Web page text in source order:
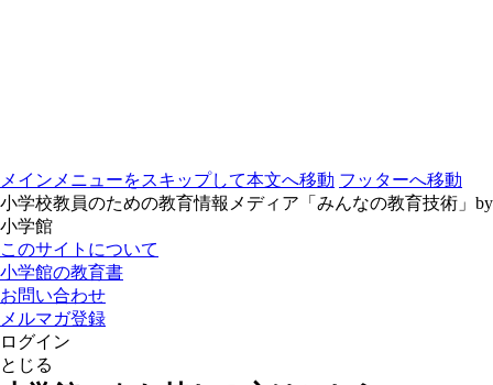
メインメニューをスキップして本文へ移動 フッターへ移動
小学校教員のための教育情報メディア「みんなの教育技術」by
小学館
このサイトについて
小学館の教育書
お問い合わせ
メルマガ登録
ログイン
とじる